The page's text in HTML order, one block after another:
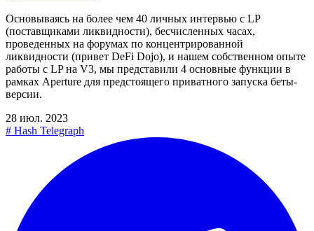
Основываясь на более чем 40 личных интервью с LP
(поставщиками ликвидности), бесчисленных часах,
проведенных на форумах по концентрированной
ликвидности (привет DeFi Dojo), и нашем собственном опыте
работы с LP на V3, мы представили 4 основные функции в
рамках Aperture для предстоящего приватного запуска беты-
версии.
28 июл. 2023
# Hash Telegraph